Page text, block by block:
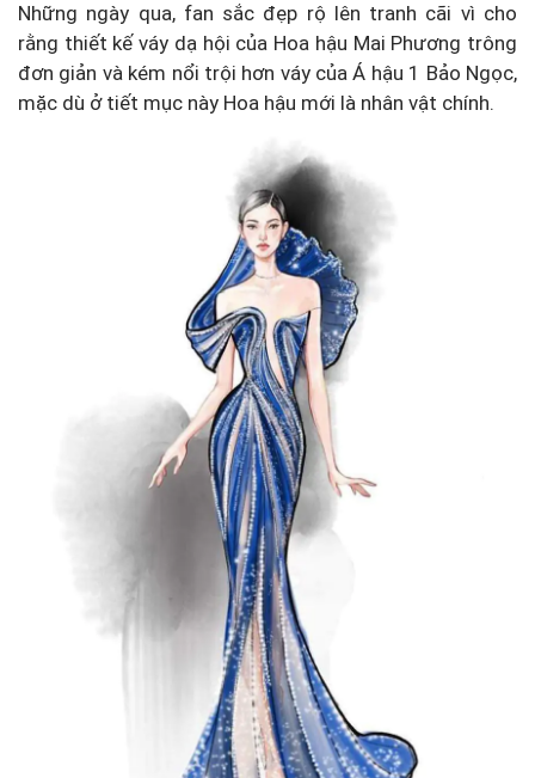
Những ngày qua, fan sắc đẹp rộ lên tranh cãi vì cho
rằng thiết kế váy dạ hội của Hoa hậu Mai Phương trông
đơn giản và kém nổi trội hơn váy của Á hậu 1 Bảo Ngọc,
mặc dù ở tiết mục này Hoa hậu mới là nhân vật chính.